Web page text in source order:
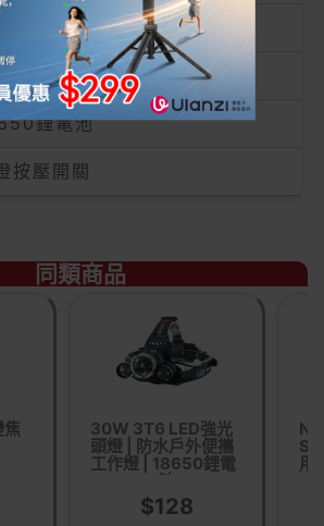
陽極氧化
鋰電池
按壓開關
同類商品
30W 3T6 LED強光
頭燈 | 防水戶外便攜
工作燈 | 18650鋰電
池
$128
用